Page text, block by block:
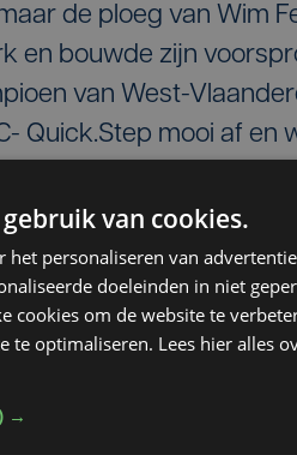
de ploeg van Wim
en bouwde zijn
van West-
Quick.Step mooi af en
van cookies.
personaliseren van
doeleinden in niet
cookies om de website te
te optimaliseren. Lees hier alles
→